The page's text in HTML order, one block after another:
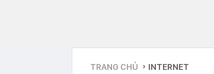
TRANG CHỦ › INTERNET